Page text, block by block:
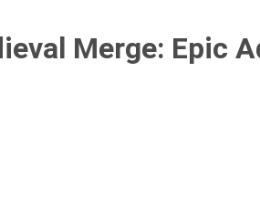
Merge: Epic